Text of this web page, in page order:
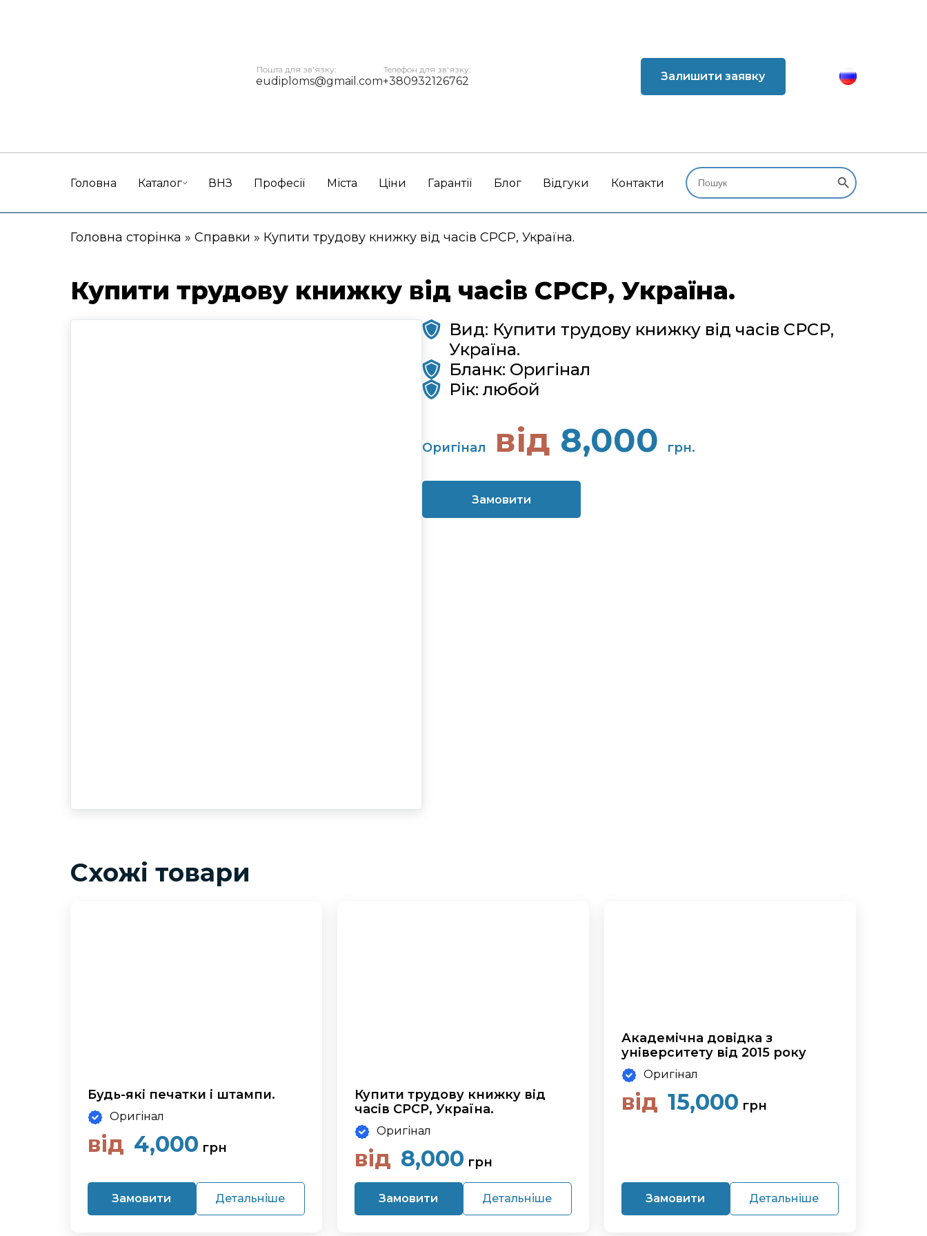
Пошта для зв'язку:
eudiploms@gmail.com
Телефон для зв'язку:
+380932126762 Залишити заявку
Головна Каталог ВНЗ Професії Міста Ціни Гарантії Блог Відгуки Контакти
Search
for:
Search Button
Головна сторінка » Справки » Купити трудову книжку від часів СРСР, Україна.
Купити трудову книжку від часів СРСР, Україна.
Вид: Купити трудову книжку від часів СРСР,
Україна.
Бланк: Оригінал
Рік: любой
Оригінал від 8,000 грн.
Замовити
Схожі товари
Будь-які печатки і штампи.
Оригінал
від 4,000 грн
Замовити Детальніше
Купити трудову книжку від
часів СРСР, Україна.
Оригінал
від 8,000 грн
Замовити Детальніше
Академічна довідка з
університету від 2015 року
Оригінал
від 15,000 грн
Замовити Детальніше